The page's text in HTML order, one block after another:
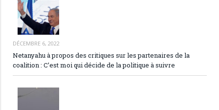
DÉCEMBRE 6, 2022
Netanyahu à propos des critiques sur les partenaires de la
coalition : C’est moi qui décide de la politique à suivre